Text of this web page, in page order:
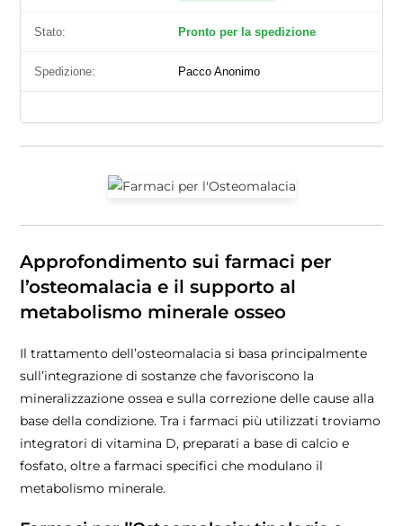
Stato: Pronto per la spedizione
Spedizione: Pacco Anonimo
Approfondimento sui farmaci per
l’osteomalacia e il supporto al
metabolismo minerale osseo
Il trattamento dell’osteomalacia si basa principalmente
sull’integrazione di sostanze che favoriscono la
mineralizzazione ossea e sulla correzione delle cause alla
base della condizione. Tra i farmaci più utilizzati troviamo
integratori di vitamina D, preparati a base di calcio e
fosfato, oltre a farmaci specifici che modulano il
metabolismo minerale.